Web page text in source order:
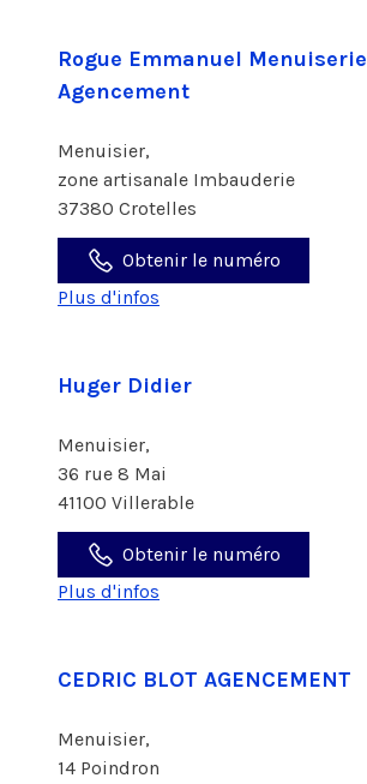
Rogue Emmanuel Menuiserie
Agencement
Menuisier,
zone artisanale Imbauderie
37380 Crotelles
Obtenir le numéro
Plus d'infos
Huger Didier
Menuisier,
36 rue 8 Mai
41100 Villerable
Obtenir le numéro
Plus d'infos
CEDRIC BLOT AGENCEMENT
Menuisier,
14 Poindron